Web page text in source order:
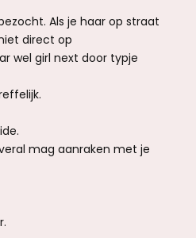
Als je haar op straat
direct op
wel girl next door typje
mag aanraken met je